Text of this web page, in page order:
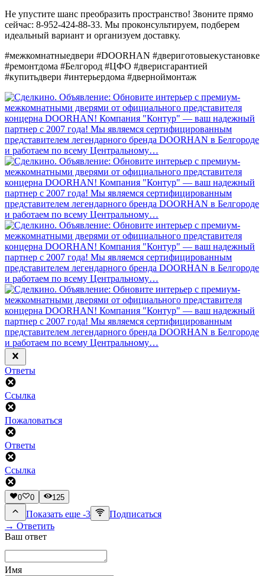
Не упустите шанс преобразить пространство! Звоните прямо
сейчас: 8-952-424-88-33. Мы проконсультируем, подберем
идеальный вариант и организуем доставку.
#межкомнатныедвери #DOORHAN #двериготовыекустановке
#ремонтдома #Белгород #ЦФО #дверисгарантией
#купитьдвери #интерьердома #дверноймонтаж
Ответы
Ссылка
Пожаловаться
Ответы
Ссылка
0 0 125
Показать еще -3
Подписаться
→ Ответить
Ваш ответ
Имя